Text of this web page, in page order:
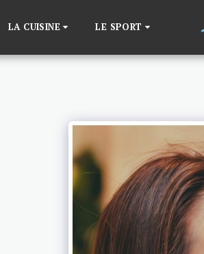
LA CUISINE LE SPORT